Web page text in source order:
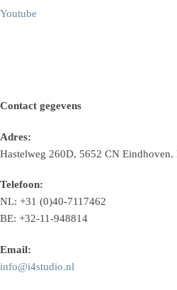
Youtube
Contact gegevens
Adres:
Hastelweg 260D, 5652 CN Eindhoven.
Telefoon:
NL: +31 (0)40-7117462
BE: +32-11-948814
Email:
info@i4studio.nl